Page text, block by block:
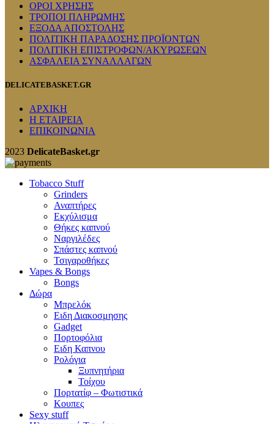
ΟΡΟΙ ΧΡΗΣΗΣ
ΤΡΟΠΟΙ ΠΛΗΡΩΜΗΣ
ΕΞΟΔΑ ΑΠΟΣΤΟΛΗΣ
ΠΟΛΙΤΙΚΗ ΠΑΡΑΔΟΣΗΣ ΠΡΟΪΟΝΤΩΝ
ΠΟΛΙΤΙΚΗ ΕΠΙΣΤΡΟΦΩΝ/ΑΚΥΡΩΣΕΩΝ
ΑΣΦΑΛΕΙΑ ΣΥΝΑΛΛΑΓΩΝ
DELICATEBASKET.GR
ΑΡΧΙΚΗ
Η ΕΤΑΙΡΕΙΑ
ΕΠΙΚΟΙΝΩΝΙΑ
2023 DelicateBasket.gr
Tobacco Stuff
Grinders
Αναπτήρες
Εκχύλισμα
Θήκες καπνού
Ναργιλέδες
Σπάστες καπνού
Τσιγαροθήκες
Vapes & Bongs
Bongs
Δώρα
Μπρελόκ
Eιδη Διακοσμησης
Gadget
Πορτοφόλια
Ειδη Καπνου
Ρολόγια
Ξυπνητήρια
Τοίχου
Πορτατίφ – Φωτιστικά
Κουπες
Sexy stuff